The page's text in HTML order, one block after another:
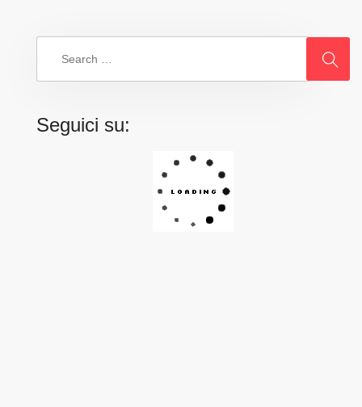
Seguici su: